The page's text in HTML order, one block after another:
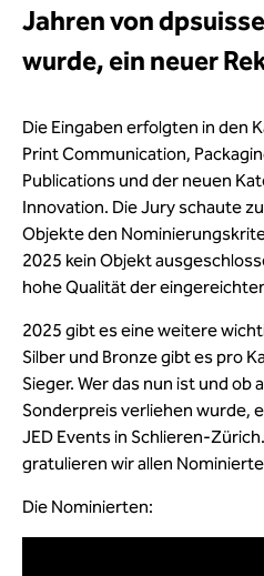
Jahren von
wurde, ein neuer
Die Eingaben erfolgten in den
Print Communication,
Publications und der neuen
Innovation. Die Jury schaute
Objekte den
2025 kein Objekt
hohe Qualität der
2025 gibt es eine weitere
Silber und Bronze gibt es pro
Sieger. Wer das nun ist und ob
Sonderpreis verliehen wurde,
JED Events in Schlieren-
gratulieren wir allen
Die Nominierten: